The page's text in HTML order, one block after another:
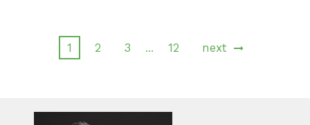
1 2 3 … 12 next